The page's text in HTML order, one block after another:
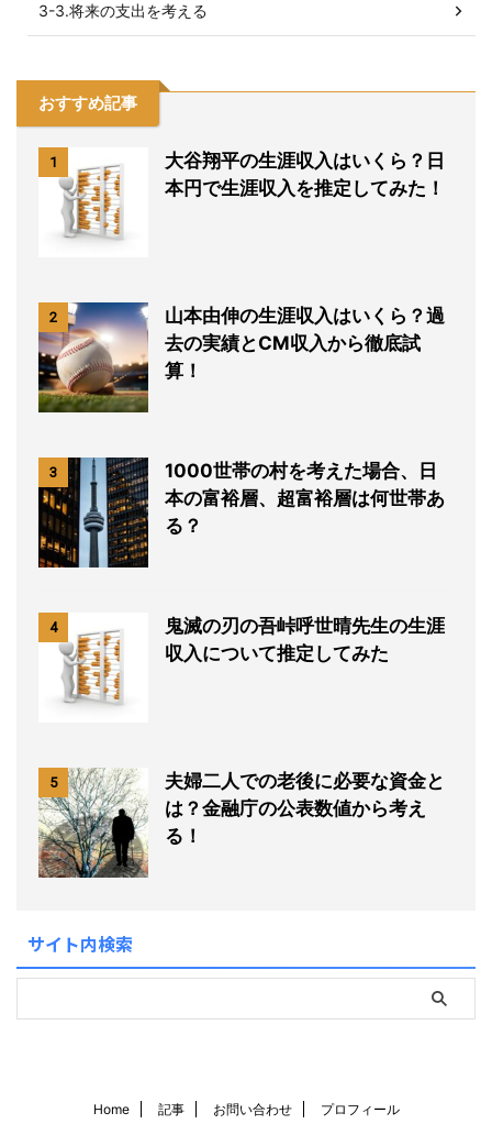
3-3.将来の支出を考える
おすすめ記事
1
大谷翔平の生涯収入はいくら？日
本円で生涯収入を推定してみた！
2
山本由伸の生涯収入はいくら？過
去の実績とCM収入から徹底試
算！
3
1000世帯の村を考えた場合、日
本の富裕層、超富裕層は何世帯あ
る？
4
鬼滅の刃の吾峠呼世晴先生の生涯
収入について推定してみた
5
夫婦二人での老後に必要な資金と
は？金融庁の公表数値から考え
る！
サイト内検索
Home 記事 お問い合わせ プロフィール